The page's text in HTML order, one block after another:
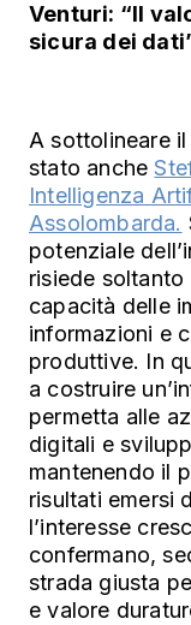
Venturi: “Il
sicura dei
A sottolineare
stato anche
Intelligenza
Assolombarda.
potenziale
risiede soltanto
capacità delle
informazioni e
produttive. In
a costruire
permetta alle
digitali e
mantenendo il
risultati emersi
l’interesse
confermano,
strada giusta
e valore